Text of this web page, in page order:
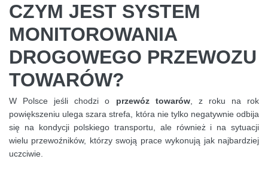
CZYM JEST SYSTEM
MONITOROWANIA
DROGOWEGO PRZEWOZU
TOWARÓW?
W Polsce jeśli chodzi o przewóz towarów, z roku na rok
powiększeniu ulega szara strefa, która nie tylko negatywnie odbija
się na kondycji polskiego transportu, ale również i na sytuacji
wielu przewoźników, którzy swoją prace wykonują jak najbardziej
uczciwie.